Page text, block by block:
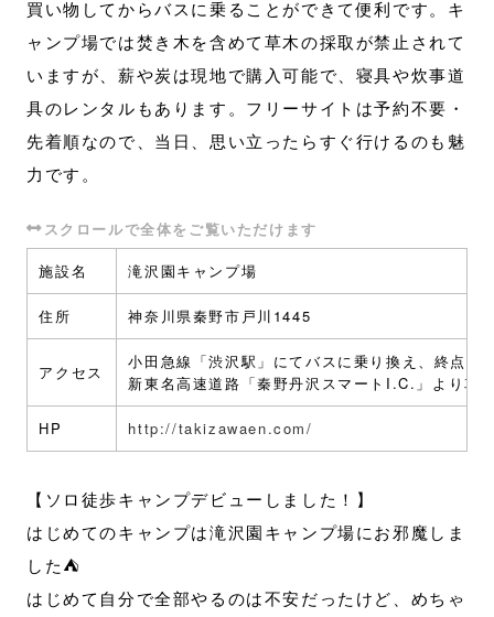
買い物してからバスに乗ることができて便利です。キ
ャンプ場では焚き木を含めて草木の採取が禁止されて
いますが、薪や炭は現地で購入可能で、寝具や炊事道
具のレンタルもあります。フリーサイトは予約不要・
先着順なので、当日、思い立ったらすぐ行けるのも魅
力です。
施設名 滝沢園キャンプ場
住所 神奈川県秦野市戸川1445
アクセス
小田急線「渋沢駅」にてバスに乗り換え、終点「
新東名高速道路「秦野丹沢スマートI.C.」より車
HP http://takizawaen.com/
【ソロ徒歩キャンプデビューしました！】
はじめてのキャンプは滝沢園キャンプ場にお邪魔しま
した⛺
はじめて自分で全部やるのは不安だったけど、めちゃ